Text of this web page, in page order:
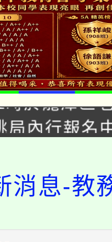
8/29、30在
! 於龍潭區
局內行報名
市運動會8/
泳池舉行。
入戶享有免
中低收入戶
消息-教